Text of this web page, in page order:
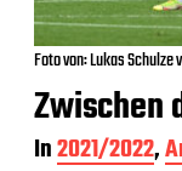
Foto von: Lukas
Zwischen
In2021/2022,